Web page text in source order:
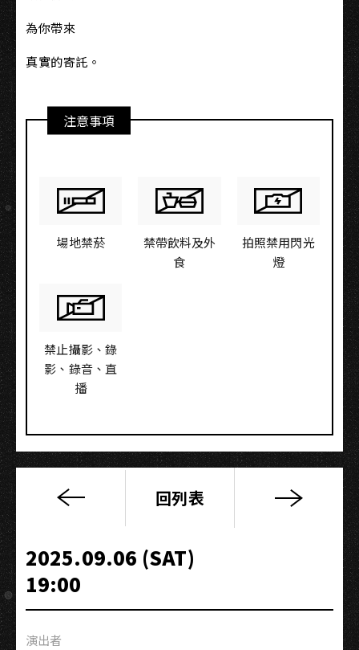
為你帶來
真實的寄託。
注意事項
場地禁菸
禁帶飲料及外
食
拍照禁用閃光
燈
禁止攝影、錄
影、錄音、直
播
國
世
華
銀
行
回列表
2025.09.06 (SAT)
19:00
演出者